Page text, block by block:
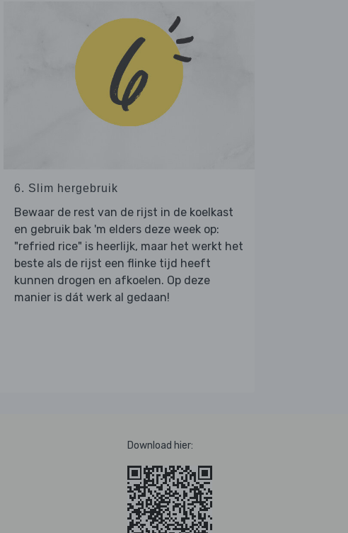
6. Slim hergebruik
Bewaar de rest van de rijst in de koelkast
en gebruik bak 'm elders deze week op:
"refried rice" is heerlijk, maar het werkt het
beste als de rijst een flinke tijd heeft
kunnen drogen en afkoelen. Op deze
manier is dát werk al gedaan!
Download hier: